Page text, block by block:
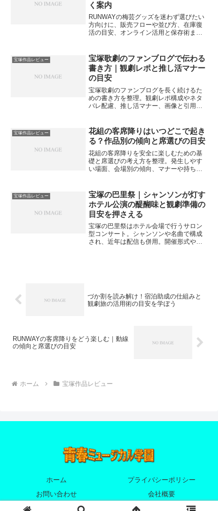
く案内
RUNWAYの梅芸グッズを迷わず選びたい
方向けに、販売フローや並び方、在庫復
活の目安、オンライン活用と保存術まで
宝塚作品レビュー
宝塚歌劇のファンブログで伝わる
書き方｜観劇レポと推し活マナー
の目安
宝塚歌劇のファンブログを長く続けるた
めの書き方を整理。観劇レポ構成やネタ
バレ配慮、推し活マナー、画像と引用の
す。
宝塚作品レビュー
花組の客席降りはいつどこで起き
る？作品別の傾向と席選びの目安
花組の客席降りを安全に楽しむための基
礎と席選びの考え方を整理。発生しやす
い場面、会場別の傾向、マナーや持ち物
宝塚作品レビュー
宝塚の巴里祭｜シャンソンが灯す
ホテル公演の醍醐味と観劇準備の
目安を押さえる
宝塚の巴里祭はホテル会場で行うサロン
型コンサート。シャンソンや名曲で構成
され、近年は配信も併用。開催形式や
づか割を読み解け！宿泊助成の仕組みと
観劇旅の活用術の目安を学ぼう
RUNWAYの客席降りをどう楽しむ｜動線
の傾向と席選びの目安
ホーム 宝塚作品レビュー
ホーム
プライバシーポリシー
お問い合わせ
会社概要